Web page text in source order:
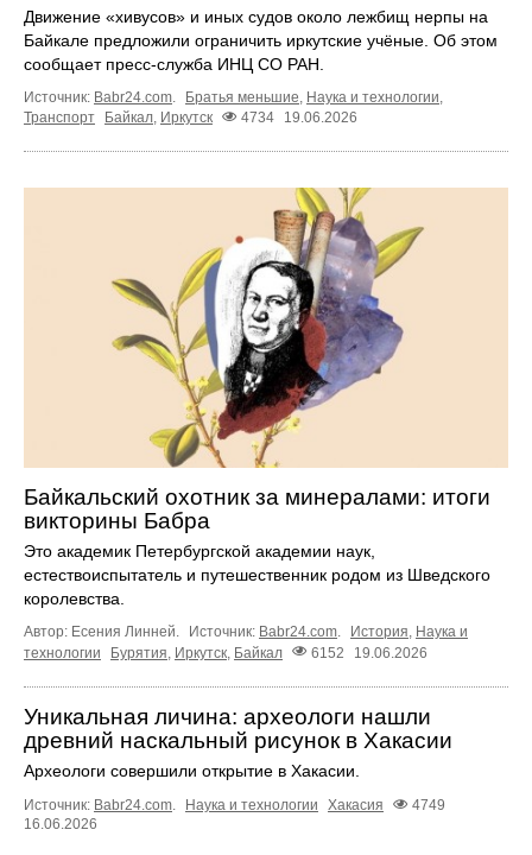
Движение «хивусов» и иных судов около лежбищ нерпы на
Байкале предложили ограничить иркутские учёные. Об этом
сообщает пресс‑служба ИНЦ СО РАН.
Источник: Babr24.com Братья меньшие Наука и технологии
Транспорт
Байкал, Иркутск 4734 19.06.2026
Байкальский охотник за минералами: итоги
викторины Бабра
Это академик Петербургской академии наук,
естествоиспытатель и путешественник родом из Шведского
королевства.
Автор: Есения Линней. Источник: Babr24.com. История, Наука и
технологии
Бурятия Иркутск Байкал 6152 19.06.2026
Уникальная личина: археологи нашли
древний наскальный рисунок в Хакасии
Археологи совершили открытие в Хакасии.
Источник: Babr24.com Наука и технологии Хакасия
4749
16.06.2026